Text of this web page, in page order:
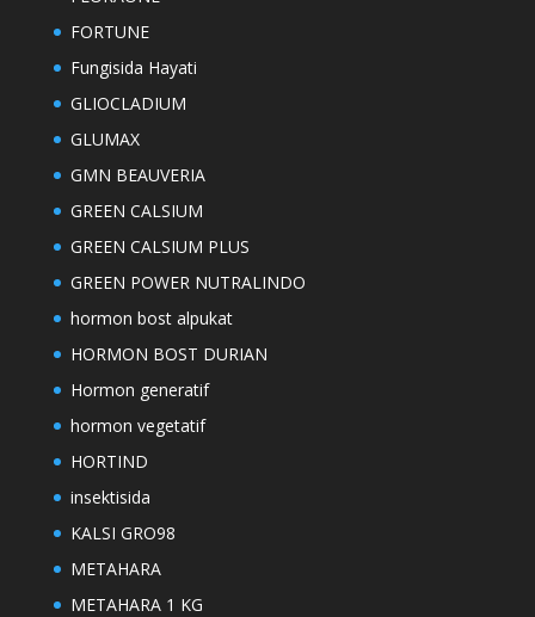
FORTUNE
Fungisida Hayati
GLIOCLADIUM
GLUMAX
GMN BEAUVERIA
GREEN CALSIUM
GREEN CALSIUM PLUS
GREEN POWER NUTRALINDO
hormon bost alpukat
HORMON BOST DURIAN
Hormon generatif
hormon vegetatif
HORTIND
insektisida
KALSI GRO98
METAHARA
METAHARA 1 KG